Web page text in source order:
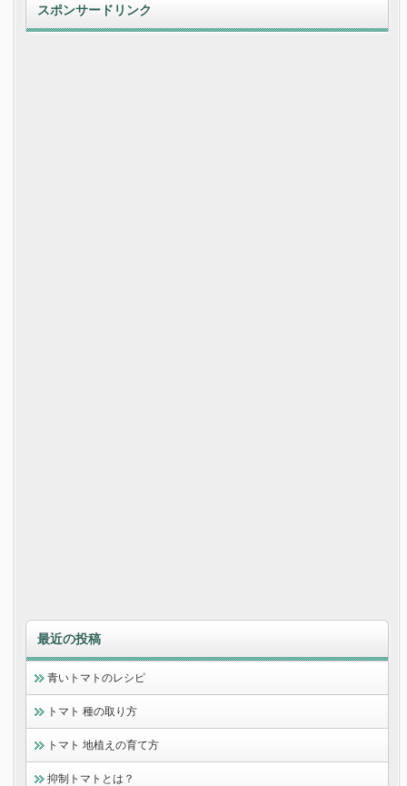
スポンサードリンク
最近の投稿
青いトマトのレシピ
トマト 種の取り方
トマト 地植えの育て方
抑制トマトとは？